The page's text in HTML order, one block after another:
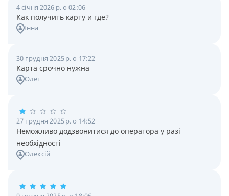
4 січня 2026 р. о 02:06
Как получить карту и где?
Інна
30 грудня 2025 р. о 17:22
Карта срочно нужна
Олег
27 грудня 2025 р. о 14:52
Неможливо додзвонитися до оператора у разі
необхідності
Олексій